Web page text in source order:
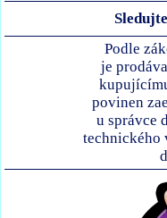
Podle
je
povinen
u správce
technického